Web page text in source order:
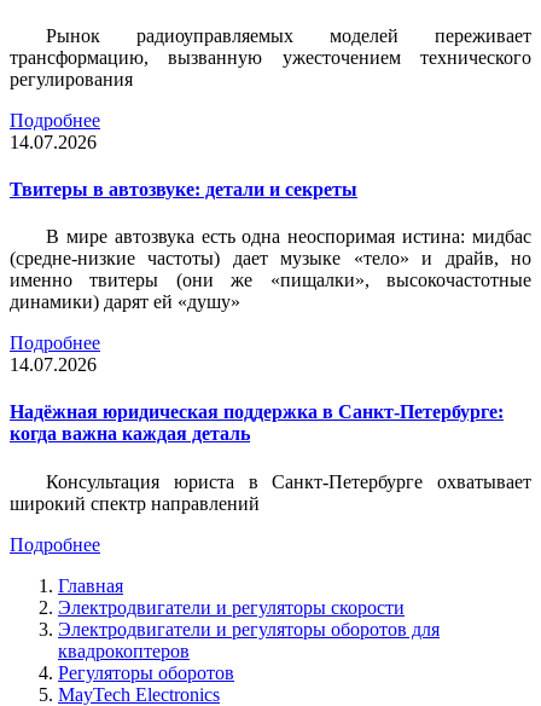
Рынок радиоуправляемых моделей переживает
трансформацию, вызванную ужесточением технического
регулирования
Подробнее
14.07.2026
Твитеры в автозвуке: детали и секреты
В мире автозвука есть одна неоспоримая истина: мидбас
(средне-низкие частоты) дает музыке «тело» и драйв, но
именно твитеры (они же «пищалки», высокочастотные
динамики) дарят ей «душу»
Подробнее
14.07.2026
Надёжная юридическая поддержка в Санкт-Петербурге:
когда важна каждая деталь
Консультация юриста в Санкт-Петербурге охватывает
широкий спектр направлений
Подробнее
Главная
Электродвигатели и регуляторы скорости
Электродвигатели и регуляторы оборотов для
квадрокоптеров
Регуляторы оборотов
MayTech Electronics